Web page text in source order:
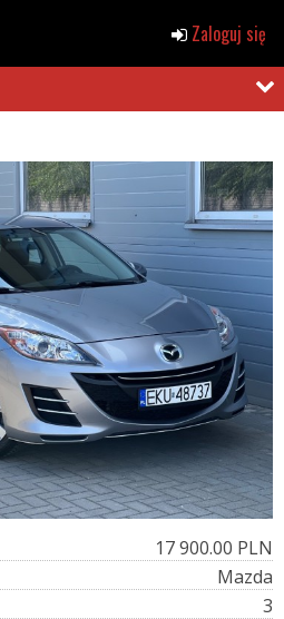
Zaloguj się
17 900.00 PLN
Mazda
3